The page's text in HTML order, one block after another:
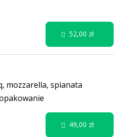
mozzarella, spianata